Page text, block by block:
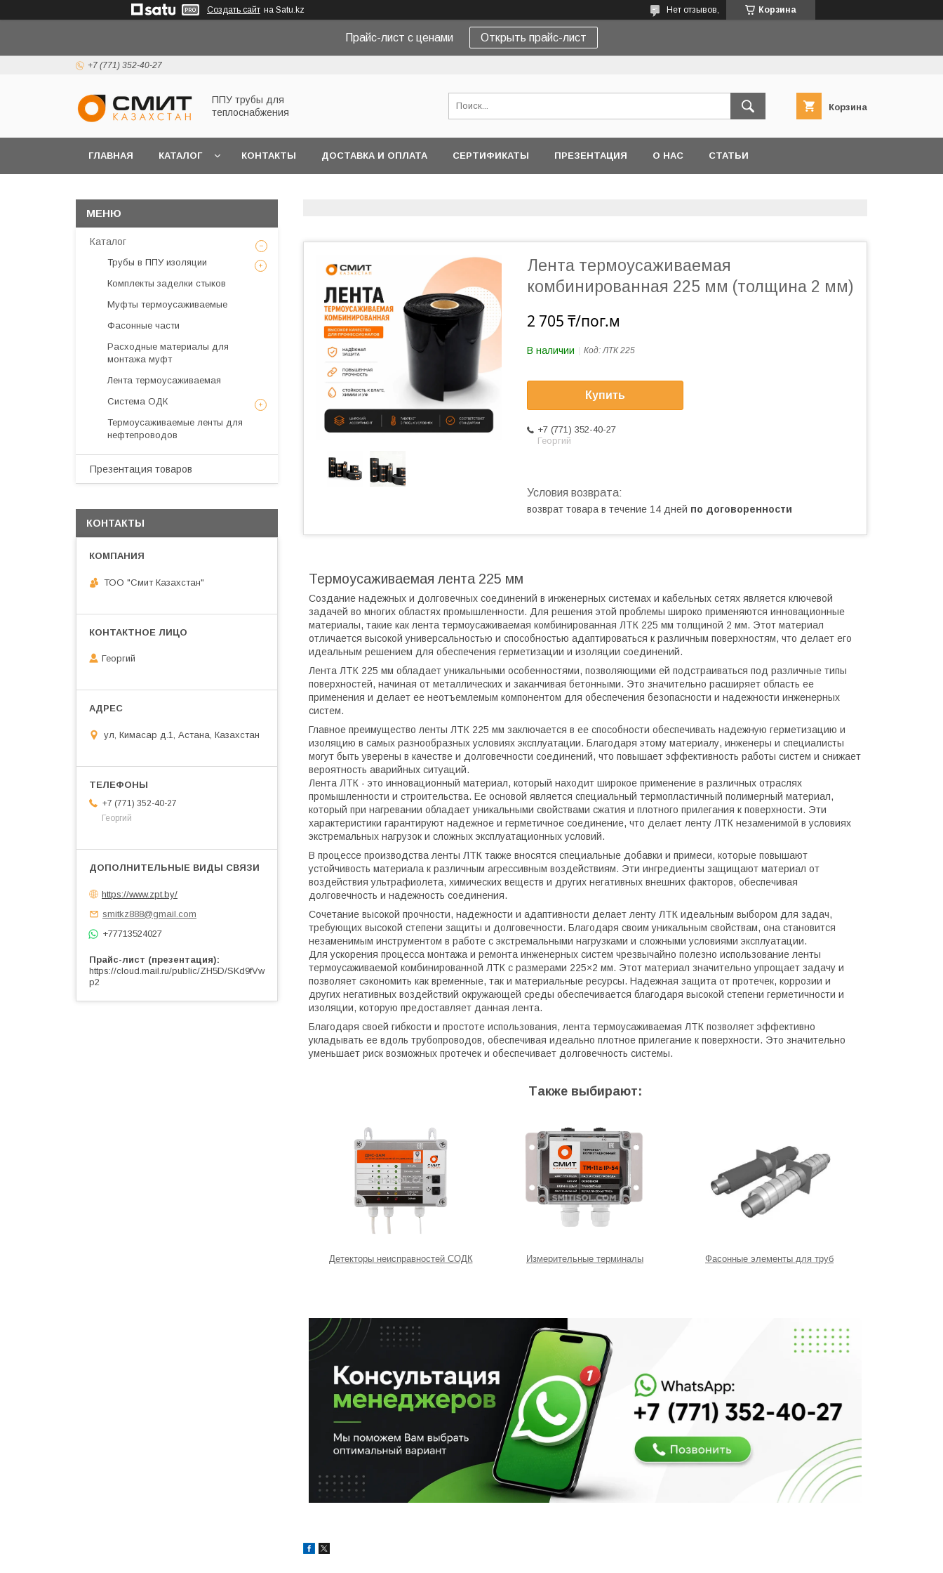
Создать сайт на Satu.kz Корзина
Нет отзывов,
Прайс-лист с ценами Открыть прайс-лист
+7 (771) 352-40-27
ППУ трубы для
теплоснабжения
Корзина
ГЛАВНАЯ КАТАЛОГ КОНТАКТЫ ДОСТАВКА И ОПЛАТА СЕРТИФИКАТЫ ПРЕЗЕНТАЦИЯ О НАС СТАТЬИ
Лента термоусаживаемая
комбинированная 225 мм (толщина 2 мм)
2 705 ₸/пог.м
В наличии Код:ЛТК 225
Купить
+7 (771) 352-40-27
Георгий
возврат товара в течение 14 дней по договоренности
Термоусаживаемая лента 225 мм
Создание надежных и долговечных соединений в инженерных системах и кабельных сетях является ключевой
задачей во многих областях промышленности. Для решения этой проблемы широко применяются инновационные
материалы, такие как лента термоусаживаемая комбинированная ЛТК 225 мм толщиной 2 мм. Этот материал
отличается высокой универсальностью и способностью адаптироваться к различным поверхностям, что делает его
идеальным решением для обеспечения герметизации и изоляции соединений.
Лента ЛТК 225 мм обладает уникальными особенностями, позволяющими ей подстраиваться под различные типы
поверхностей, начиная от металлических и заканчивая бетонными. Это значительно расширяет область ее
применения и делает ее неотъемлемым компонентом для обеспечения безопасности и надежности инженерных
систем.
Главное преимущество ленты ЛТК 225 мм заключается в ее способности обеспечивать надежную герметизацию и
изоляцию в самых разнообразных условиях эксплуатации. Благодаря этому материалу, инженеры и специалисты
могут быть уверены в качестве и долговечности соединений, что повышает эффективность работы систем и снижает
вероятность аварийных ситуаций.
Лента ЛТК - это инновационный материал, который находит широкое применение в различных отраслях
промышленности и строительства. Ее основой является специальный термопластичный полимерный материал,
который при нагревании обладает уникальными свойствами сжатия и плотного прилегания к поверхности. Эти
характеристики гарантируют надежное и герметичное соединение, что делает ленту ЛТК незаменимой в условиях
экстремальных нагрузок и сложных эксплуатационных условий.
В процессе производства ленты ЛТК также вносятся специальные добавки и примеси, которые повышают
устойчивость материала к различным агрессивным воздействиям. Эти ингредиенты защищают материал от
воздействия ультрафиолета, химических веществ и других негативных внешних факторов, обеспечивая
долговечность и надежность соединения.
Сочетание высокой прочности, надежности и адаптивности делает ленту ЛТК идеальным выбором для задач,
требующих высокой степени защиты и долговечности. Благодаря своим уникальным свойствам, она становится
незаменимым инструментом в работе с экстремальными нагрузками и сложными условиями эксплуатации.
Для ускорения процесса монтажа и ремонта инженерных систем чрезвычайно полезно использование ленты
термоусаживаемой комбинированной ЛТК с размерами 225×2 мм. Этот материал значительно упрощает задачу и
позволяет сэкономить как временные, так и материальные ресурсы. Надежная защита от протечек, коррозии и
других негативных воздействий окружающей среды обеспечивается благодаря высокой степени герметичности и
изоляции, которую предоставляет данная лента.
Благодаря своей гибкости и простоте использования, лента термоусаживаемая ЛТК позволяет эффективно
укладывать ее вдоль трубопроводов, обеспечивая идеально плотное прилегание к поверхности. Это значительно
уменьшает риск возможных протечек и обеспечивает долговечность системы.
Также выбирают:
Детекторы неисправностей СОДК Измерительные терминалы Фасонные элементы для труб
Каталог
Трубы в ППУ изоляции
Комплекты заделки стыков
Муфты термоусаживаемые
Фасонные части
Расходные материалы для
монтажа муфт
Лента термоусаживаемая
Система ОДК
Термоусаживаемые ленты для
нефтепроводов
Презентация товаров
КОНТАКТЫ
ТОО "Смит Казахстан"
Георгий
ул, Кимасар д.1, Астана, Казахстан
+7 (771) 352-40-27
Георгий
https://www.zpt.by/
smitkz888@gmail.com
+77713524027
Прайс-лист (презентация)
https://cloud.mail.ru/public/ZH5D/SKd9fVw
p2